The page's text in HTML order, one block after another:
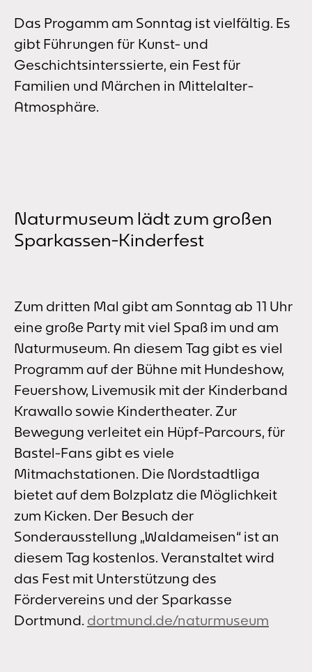
Das Progamm am Sonntag ist vielfältig. Es
gibt Führungen für Kunst- und
Geschichtsinterssierte, ein Fest für
Familien und Märchen in Mittelalter-
Atmosphäre.
Naturmuseum lädt zum großen
Sparkassen-Kinderfest
Zum dritten Mal gibt am Sonntag ab 11 Uhr
eine große Party mit viel Spaß im und am
Naturmuseum. An diesem Tag gibt es viel
Programm auf der Bühne mit Hundeshow,
Feuershow, Livemusik mit der Kinderband
Krawallo sowie Kindertheater. Zur
Bewegung verleitet ein Hüpf-Parcours, für
Bastel-Fans gibt es viele
Mitmachstationen. Die Nordstadtliga
bietet auf dem Bolzplatz die Möglichkeit
zum Kicken. Der Besuch der
Sonderausstellung „Waldameisen“ ist an
diesem Tag kostenlos. Veranstaltet wird
das Fest mit Unterstützung des
Fördervereins und der Sparkasse
Dortmund. dortmund.de/naturmuseum